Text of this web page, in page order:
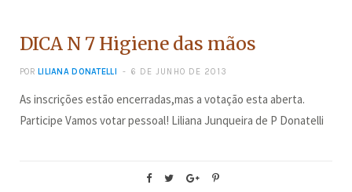
DICA N 7 Higiene das mãos
POR LILIANA DONATELLI 6 DE JUNHO DE 2013
As inscrições estão encerradas,mas a votação esta aberta.
Participe Vamos votar pessoal! Liliana Junqueira de P Donatelli